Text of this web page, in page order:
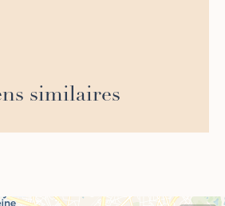
similaires